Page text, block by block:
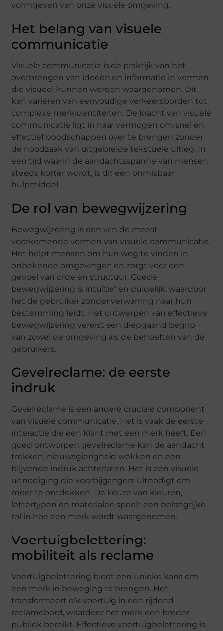
vormgeven van onze visuele omgeving.
Het belang van visuele
communicatie
Visuele communicatie is de praktijk van het
overbrengen van ideeën en informatie in vormen
die visueel kunnen worden waargenomen. Dit
kan variëren van eenvoudige verkeersborden tot
complexe merkidentiteiten. De kracht van visuele
communicatie ligt in haar vermogen om snel en
effectief boodschappen over te brengen zonder
de noodzaak van uitgebreide tekstuele uitleg. In
een tijd waarin de aandachtsspanne van mensen
steeds korter wordt, is dit een onmisbaar
hulpmiddel.
De rol van bewegwijzering
Bewegwijzering is een van de meest
voorkomende vormen van visuele communicatie.
Het helpt mensen om hun weg te vinden in
onbekende omgevingen en zorgt voor een
gevoel van orde en structuur. Goede
bewegwijzering is intuïtief en duidelijk, waardoor
het de gebruiker zonder verwarring naar hun
bestemming leidt. Het ontwerpen van effectieve
bewegwijzering vereist een diepgaand begrip
van zowel de omgeving als de behoeften van de
gebruikers.
Gevelreclame: de eerste
indruk
Gevelreclame is een andere cruciale component
van visuele communicatie. Het is vaak de eerste
interactie die een klant met een merk heeft. Een
goed ontworpen gevelreclame kan de aandacht
trekken, nieuwsgierigheid wekken en een
blijvende indruk achterlaten. Het is een visuele
uitnodiging die voorbijgangers uitnodigt om
meer te ontdekken. De keuze van kleuren,
lettertypen en materialen speelt een belangrijke
rol in hoe een merk wordt waargenomen.
Voertuigbelettering:
mobiliteit als reclame
Voertuigbelettering biedt een unieke kans om
een merk in beweging te brengen. Het
transformeert elk voertuig in een rijdend
reclamebord, waardoor het merk een breder
publiek bereikt. Effectieve voertuigbelettering is